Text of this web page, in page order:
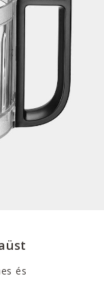
és